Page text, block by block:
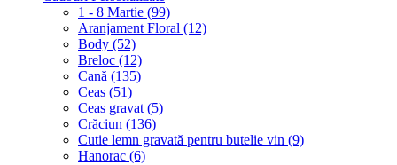
1 - 8 Martie (99)
Aranjament Floral (12)
Body (52)
Breloc (12)
Cană (135)
Ceas (51)
Ceas gravat (5)
Crăciun (136)
Cutie lemn gravată pentru butelie vin (9)
Hanorac (6)